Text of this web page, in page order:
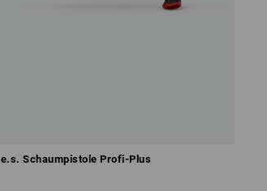
e.s. Schaumpistole Profi-Plus